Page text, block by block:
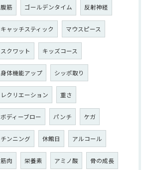
腹筋 ゴールデンタイム 反射神経
キャッチスティック マウスピース
スクワット キッズコース
身体機能アップ シッポ取り
レクリエーション 重さ
ボディーブロー パンチ ケガ
チンニング 休館日 アルコール
筋肉 栄養素 アミノ酸 骨の成長